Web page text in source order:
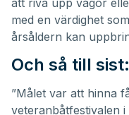
med en värdighet
årsåldern kan
Och så till sist:
”Målet var att hinna
veteranbåtfestivalen